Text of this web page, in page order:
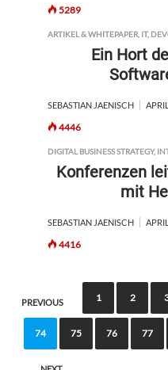
5289
ARTIKEL & WHITEPAPER IT,
Ein Hort
SEBASTIAN JAENISCH
4446
DIGITAL BUSINESS STRATEGY,
Konferenzen
mit
SEBASTIAN JAENISCH
4416
PREVIOUS 1 2
74 75 76 77